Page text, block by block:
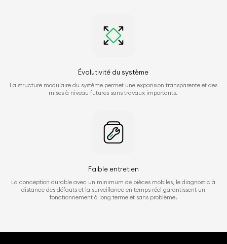
Évolutivité du système
La structure modulaire du système permet une expansion transparente et des
mises à niveau futures sans travaux importants.
Faible entretien
La conception durable avec un minimum de pièces mobiles, le diagnostic à
distance des défauts et la surveillance en temps réel garantissent un
fonctionnement à long terme et sans problème.